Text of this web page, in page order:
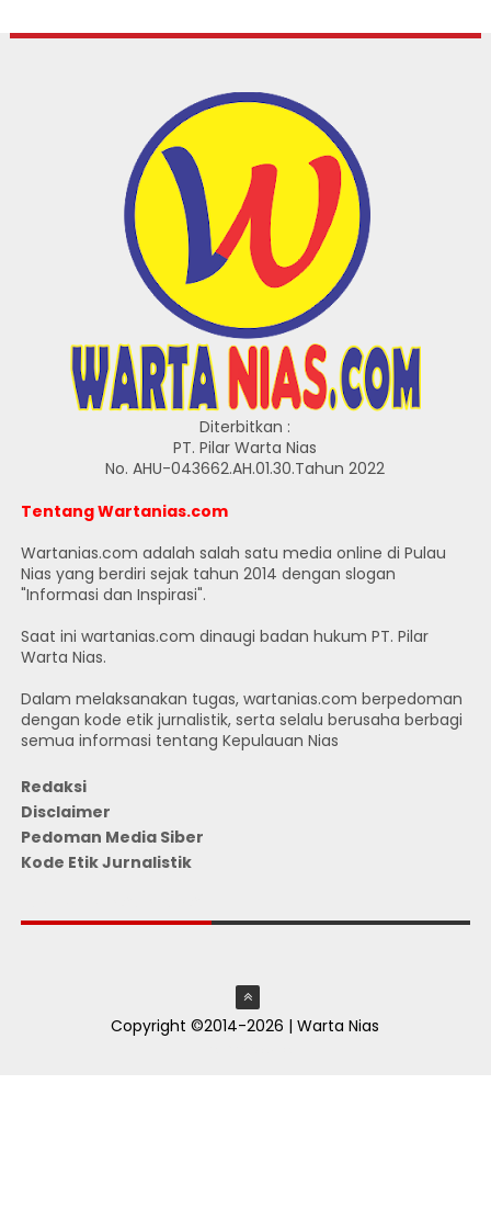
Diterbitkan :
PT. Pilar Warta Nias
No. AHU-043662.AH.01.30.Tahun 2022
Tentang Wartanias.com
Wartanias.com adalah salah satu media online di Pulau
Nias yang berdiri sejak tahun 2014 dengan slogan
"Informasi dan Inspirasi".
Saat ini wartanias.com dinaugi badan hukum PT. Pilar
Warta Nias.
Dalam melaksanakan tugas, wartanias.com berpedoman
dengan kode etik jurnalistik, serta selalu berusaha berbagi
semua informasi tentang Kepulauan Nias
Redaksi
Disclaimer
Pedoman Media Siber
Kode Etik Jurnalistik
Copyright ©2014-2026 | Warta Nias